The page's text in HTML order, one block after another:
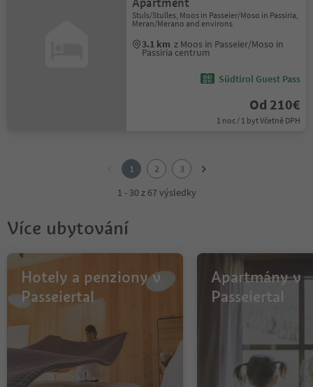
Apartment
Stuls/Stulles, Moos in Passeier/Moso in Passiria,
Meran/Merano and environs
3.1 km z Moos in Passeier/Moso in
Passiria centrum
Südtirol Guest Pass
Od 210€
1 noc / 1 byt Včetně DPH
1 2
3
1 - 30 z 67 výsledky
Více ubytování
Hotely a penziony v
Passeiertal
Apartmány v
Passeiertal